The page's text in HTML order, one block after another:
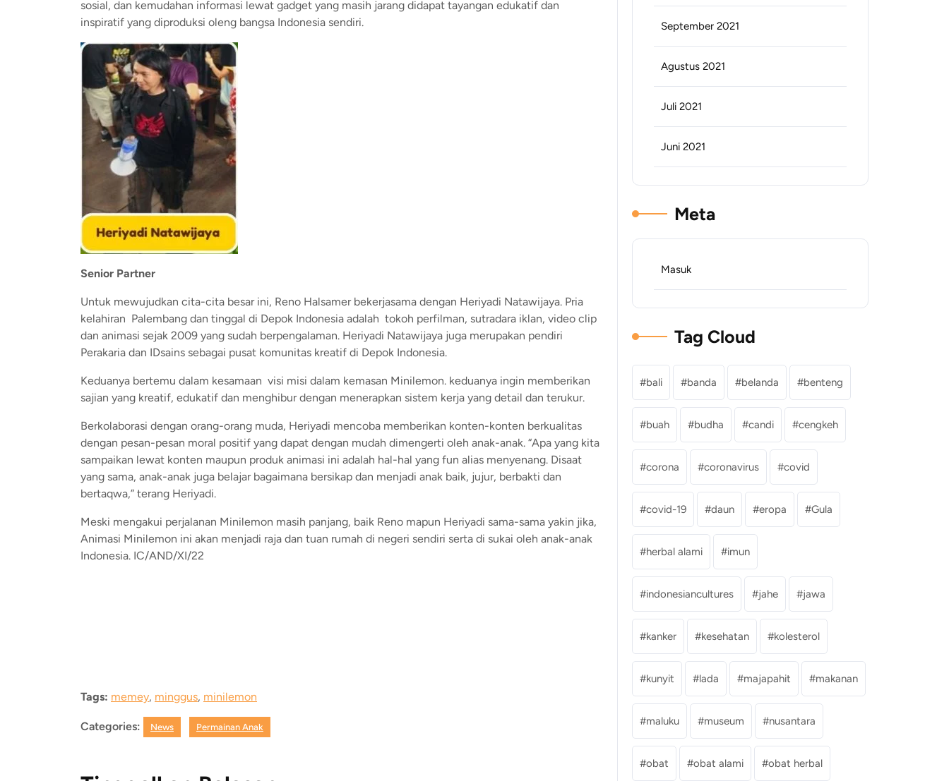
sosial, dan kemudahan informasi lewat gadget yang masih jarang didapat tayangan edukatif dan
inspiratif yang diproduksi oleng bangsa Indonesia sendiri.
Senior Partner
Untuk mewujudkan cita-cita besar ini, Reno Halsamer bekerjasama dengan Heriyadi Natawijaya. Pria
kelahiran Palembang dan tinggal di Depok Indonesia adalah tokoh perfilman, sutradara iklan, video clip
dan animasi sejak 2009 yang sudah berpengalaman. Heriyadi Natawijaya juga merupakan pendiri
Perakaria dan IDsains sebagai pusat komunitas kreatif di Depok Indonesia.
Keduanya bertemu dalam kesamaan visi misi dalam kemasan Minilemon. keduanya ingin memberikan
sajian yang kreatif, edukatif dan menghibur dengan menerapkan sistem kerja yang detail dan terukur.
Berkolaborasi dengan orang-orang muda, Heriyadi mencoba memberikan konten-konten berkualitas
dengan pesan-pesan moral positif yang dapat dengan mudah dimengerti oleh anak-anak. “Apa yang kita
sampaikan lewat konten maupun produk animasi ini adalah hal-hal yang fun alias menyenang. Disaat
yang sama, anak-anak juga belajar bagaimana bersikap dan menjadi anak baik, jujur, berbakti dan
bertaqwa,” terang Heriyadi.
Meski mengakui perjalanan Minilemon masih panjang, baik Reno mapun Heriyadi sama-sama yakin jika,
Animasi Minilemon ini akan menjadi raja dan tuan rumah di negeri sendiri serta di sukai oleh anak-anak
Indonesia. IC/AND/XI/22
Tags: memey, minggus, minilemon
Categories: News Permainan Anak
September 2021
Agustus 2021
Juli 2021
Juni 2021
Meta
Masuk
Tag Cloud
bali banda belanda benteng
buah budha candi cengkeh
corona coronavirus covid
covid-19 daun eropa Gula
herbal alami imun
indonesiancultures jahe jawa
kanker kesehatan kolesterol
kunyit lada majapahit makanan
maluku museum nusantara
obat obat alami obat herbal